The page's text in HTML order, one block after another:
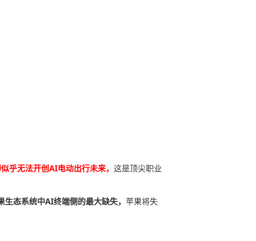
乎无法开创AI电动出行未来， 这是顶尖职业
态系统中AI终端侧的最大缺失， 苹果将失